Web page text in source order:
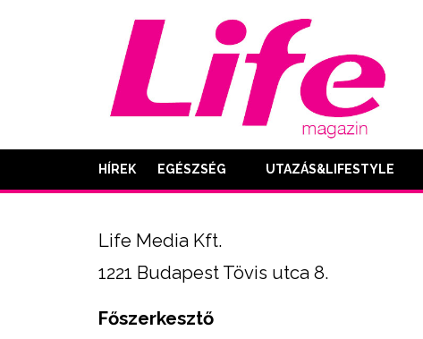
HÍREK EGÉSZSÉG UTAZÁS&LIFESTYLE
Life Media Kft.
1221 Budapest Tövis utca 8.
Főszerkesztő